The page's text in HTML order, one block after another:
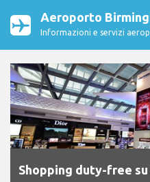
Aeroporto
Informazioni e servizi
Shopping duty-free